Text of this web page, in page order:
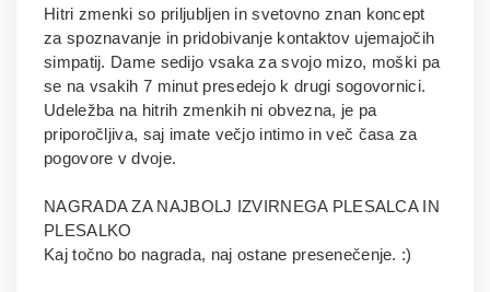
Hitri zmenki so priljubljen in svetovno znan koncept
za spoznavanje in pridobivanje kontaktov ujemajočih
simpatij. Dame sedijo vsaka za svojo mizo, moški pa
se na vsakih 7 minut presedejo k drugi sogovornici.
Udeležba na hitrih zmenkih ni obvezna, je pa
priporočljiva, saj imate večjo intimo in več časa za
pogovore v dvoje.
NAGRADA ZA NAJBOLJ IZVIRNEGA PLESALCA IN
PLESALKO
Kaj točno bo nagrada, naj ostane presenečenje. :)